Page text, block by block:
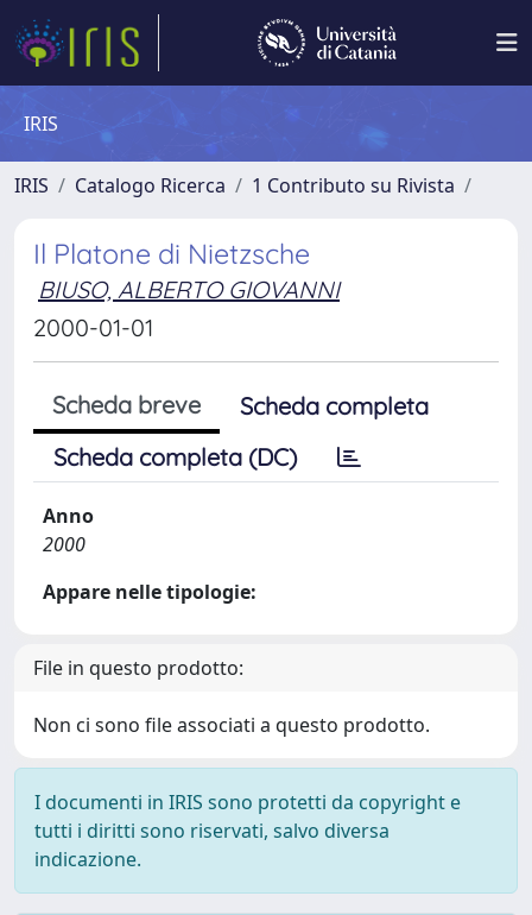
IRIS
IRIS Catalogo Ricerca 1 Contributo su Rivista
Il Platone di Nietzsche
BIUSO, ALBERTO GIOVANNI
2000-01-01
Scheda breve
Scheda completa
Scheda completa (DC)
Anno
2000
Appare nelle tipologie:
File in questo prodotto:
Non ci sono file associati a questo prodotto.
I documenti in IRIS sono protetti da copyright e
tutti i diritti sono riservati, salvo diversa
indicazione.